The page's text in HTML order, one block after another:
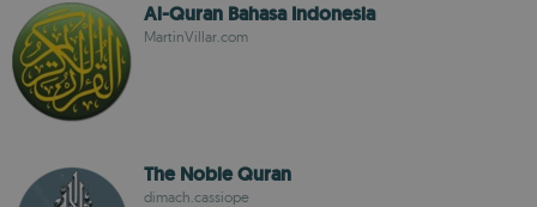
Al-Quran Bahasa Indonesia
MartinVillar.com
The Noble Quran
dimach.cassiope